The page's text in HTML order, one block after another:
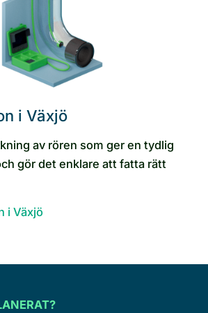
i Växjö
av rören som ger en tydlig
gör det enklare att fatta rätt
i Växjö